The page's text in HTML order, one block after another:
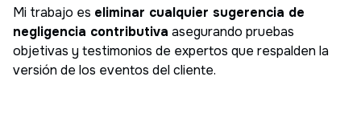
Mi trabajo es eliminar cualquier sugerencia de
negligencia contributiva asegurando pruebas
objetivas y testimonios de expertos que respalden la
versión de los eventos del cliente.